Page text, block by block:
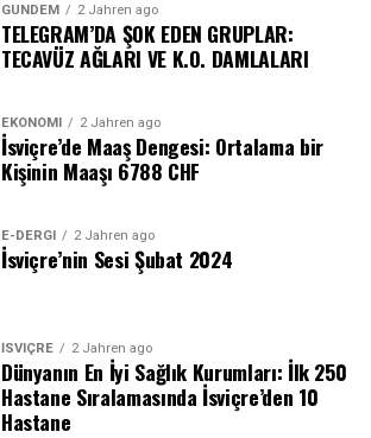
GÜNDEM 2 Jahren ago
TELEGRAM’DA ŞOK EDEN GRUPLAR:
TECAVÜZ AĞLARI VE K.O. DAMLALARI
EKONOMI 2 Jahren ago
İsviçre’de Maaş Dengesi: Ortalama bir
Kişinin Maaşı 6788 CHF
E-DERGI 2 Jahren ago
İsviçre’nin Sesi Şubat 2024
İSVIÇRE 2 Jahren ago
Dünyanın En İyi Sağlık Kurumları: İlk 250
Hastane Sıralamasında İsviçre’den 10
Hastane